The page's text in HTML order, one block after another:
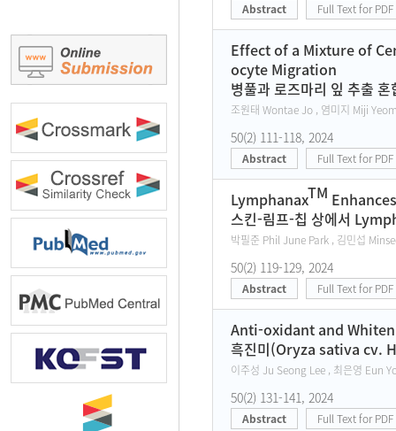
Abstract Full Text for PDF
Effect of a Mixture of
ocyte Migration
병풀과 로즈마리 잎 추출
조원태 Wontae Jo , 염미지 Miji
50(2) 111-118, 2024
Abstract Full Text for PDF
LymphanaxTM
스킨-림프-칩 상에서
박필준 Phil June Park , 김민섭
50(2) 119-129, 2024
Abstract Full Text for PDF
Anti-oxidant and
흑진미(Oryza sativa cv.
이주성 Ju Seong Lee , 최은영 Eun
50(2) 131-141, 2024
Abstract Full Text for PDF